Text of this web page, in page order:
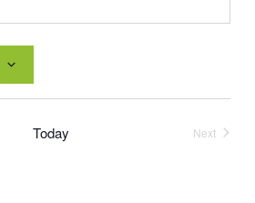
Today
Next